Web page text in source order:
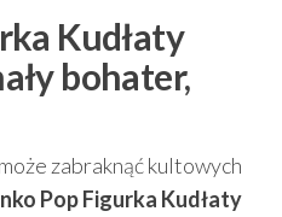
Kudłaty
bohater,
zabraknąć kultowych
Pop Figurka Kudłaty